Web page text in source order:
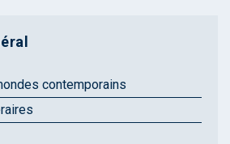
contemporains